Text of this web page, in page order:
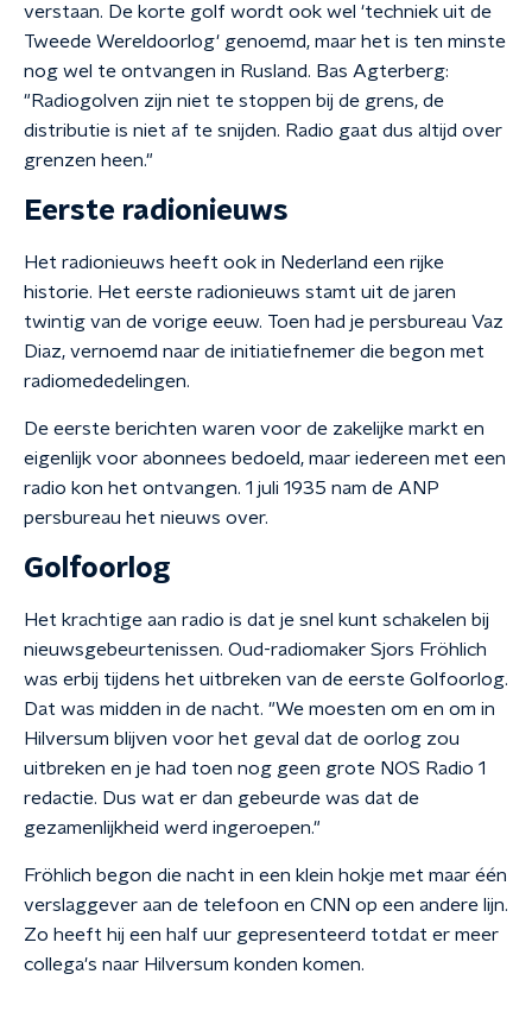
verstaan. De korte golf wordt ook wel 'techniek uit de
Tweede Wereldoorlog' genoemd, maar het is ten minste
nog wel te ontvangen in Rusland. Bas Agterberg:
"Radiogolven zijn niet te stoppen bij de grens, de
distributie is niet af te snijden. Radio gaat dus altijd over
grenzen heen."
Eerste radionieuws
Het radionieuws heeft ook in Nederland een rijke
historie. Het eerste radionieuws stamt uit de jaren
twintig van de vorige eeuw. Toen had je persbureau Vaz
Diaz, vernoemd naar de initiatiefnemer die begon met
radiomededelingen.
De eerste berichten waren voor de zakelijke markt en
eigenlijk voor abonnees bedoeld, maar iedereen met een
radio kon het ontvangen. 1 juli 1935 nam de ANP
persbureau het nieuws over.
Golfoorlog
Het krachtige aan radio is dat je snel kunt schakelen bij
nieuwsgebeurtenissen. Oud-radiomaker Sjors Fröhlich
was erbij tijdens het uitbreken van de eerste Golfoorlog.
Dat was midden in de nacht. "We moesten om en om in
Hilversum blijven voor het geval dat de oorlog zou
uitbreken en je had toen nog geen grote NOS Radio 1
redactie. Dus wat er dan gebeurde was dat de
gezamenlijkheid werd ingeroepen."
Fröhlich begon die nacht in een klein hokje met maar één
verslaggever aan de telefoon en CNN op een andere lijn.
Zo heeft hij een half uur gepresenteerd totdat er meer
collega's naar Hilversum konden komen.